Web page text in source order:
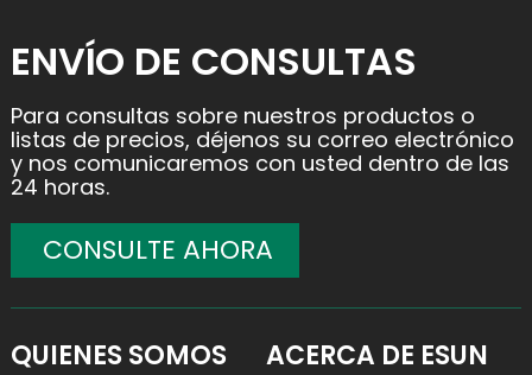
ENVÍO DE CONSULTAS
Para consultas sobre nuestros productos o
listas de precios, déjenos su correo electrónico
y nos comunicaremos con usted dentro de las
24 horas.
CONSULTE AHORA
QUIENES SOMOS ACERCA DE ESUN